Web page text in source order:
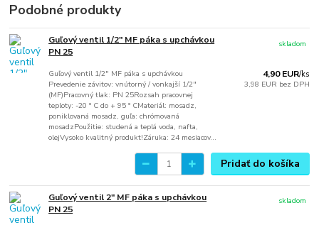
Podobné produkty
Guľový ventil 1/2" MF páka s upchávkou
PN 25
Guľový ventil 1/2" MF páka s upchávkou
Prevedenie závitov: vnútorný / vonkajší 1/2"
(MF)Pracovný tlak: PN 25Rozsah pracovnej
teploty: -20 ° C do + 95 ° CMateriál: mosadz,
poniklovaná mosadz, guľa: chrómovaná
mosadzPoužitie: studená a teplá voda, nafta,
olejVysoko kvalitný produkt!Záruka: 24 mesiacov...
4,90 EUR/ks
3,98 EUR bez DPH
skladom
Pridať do košíka
Guľový ventil 2" MF páka s upchávkou
PN 25
skladom